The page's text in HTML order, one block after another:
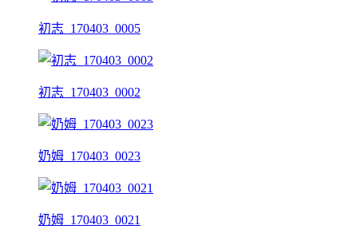
初志_170403_0005
初志_170403_0002
奶姆_170403_0023
奶姆_170403_0021